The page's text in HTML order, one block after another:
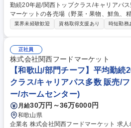
勤続20年超/関西トップクラス/キャリアパス豊富◎ 仕事の内容
マーケットの各売場（野菜・果物、鮮魚、
任者としてご勤務いただきます。将来的に
トしますが、具体的には店舗売上予算 及び
売計画、運営計画の立案 ・計画に基づく日
面、取り組みに対する振り返り ・部門メ
といった業務を担当部門内で実践していただきます。 募集
部門チーフ】平均勤続20年超/関西トップク
業界未経験歓迎 資格取得支援あり 時短勤務
正社員
株式会社関西フードマーケット
【和歌山/部門チーフ】平均勤
クラス/キャリアパス多数 販売/
ー/ホームセンター)
月給30万円～36万6000円
和歌山県
企業名 株式会社関西フードマーケット 求人名 【和歌山/部門チーフ】平均